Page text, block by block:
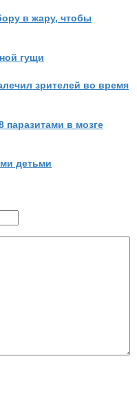
в жару, чтобы
гущи
зрителей во время
паразитами в мозге
детьми